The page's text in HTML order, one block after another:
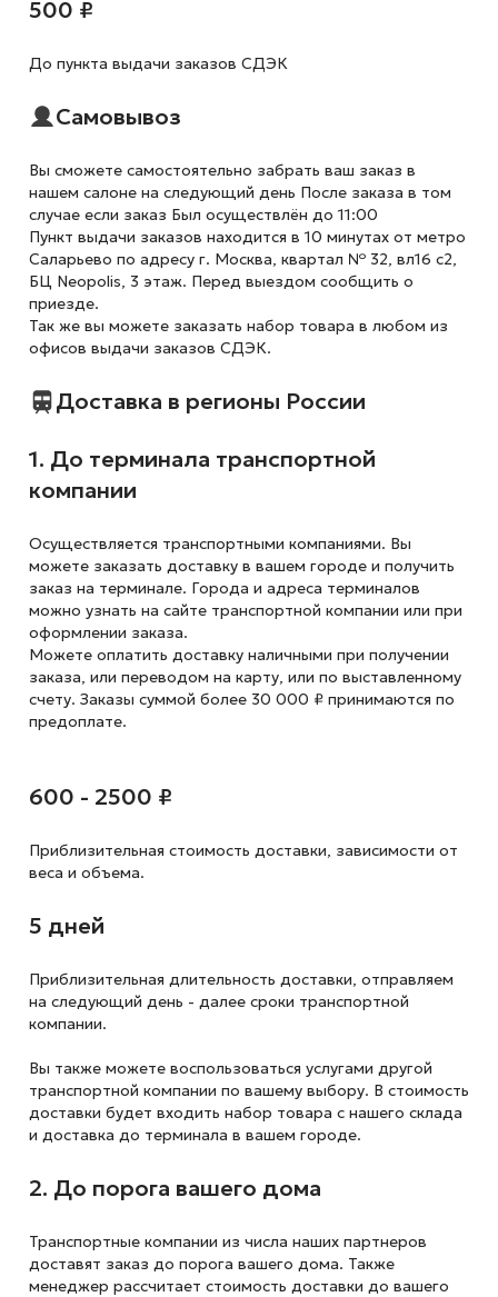
500 ₽
До пункта выдачи заказов СДЭК
Самовывоз
Вы сможете самостоятельно забрать ваш заказ в
нашем салоне на следующий день После заказа в том
случае если заказ Был осуществлён до 11:00
Пункт выдачи заказов находится в 10 минутах от метро
Саларьево по адресу г. Москва, квартал № 32, вл16 с2,
БЦ Neopolis, 3 этаж. Перед выездом сообщить о
приезде.
Так же вы можете заказать набор товара в любом из
офисов выдачи заказов СДЭК.
Доставка в регионы России
1. До терминала транспортной
компании
Осуществляется транспортными компаниями. Вы
можете заказать доставку в вашем городе и получить
заказ на терминале. Города и адреса терминалов
можно узнать на сайте транспортной компании или при
оформлении заказа.
Можете оплатить доставку наличными при получении
заказа, или переводом на карту, или по выставленному
счету. Заказы суммой более 30 000 ₽ принимаются по
предоплате.
600 - 2500 ₽
Приблизительная стоимость доставки, зависимости от
веса и объема.
5 дней
Приблизительная длительность доставки, отправляем
на следующий день - далее сроки транспортной
компании.
Вы также можете воспользоваться услугами другой
транспортной компании по вашему выбору. В стоимость
доставки будет входить набор товара с нашего склада
и доставка до терминала в вашем городе.
2. До порога вашего дома
Транспортные компании из числа наших партнеров
доставят заказ до порога вашего дома. Также
менеджер рассчитает стоимость доставки до вашего